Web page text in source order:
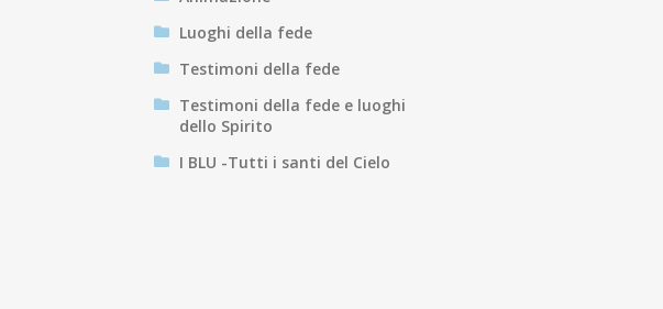
Luoghi della fede
Testimoni della fede
Testimoni della fede e luoghi
dello Spirito
I BLU -Tutti i santi del Cielo